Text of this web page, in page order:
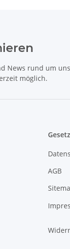
News rund um
möglich.
AGB